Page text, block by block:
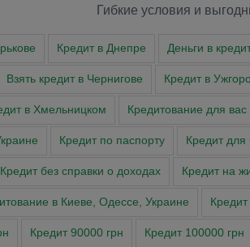
Гибкие условия и
Кредит в Днепре Деньги в
Взять кредит в Чернигове Кредит в
в Хмельницком Кредитование для вас
Кредит по паспорту Кредит
Кредит без справки о доходах Кредит на
в Киеве, Одессе, Украине
Кредит 90000 грн Кредит 100000 грн